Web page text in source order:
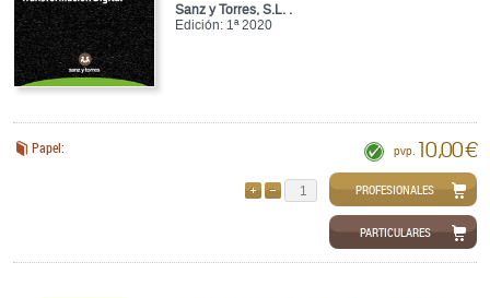
Sanz y Torres, S.L. .
Edición: 1ª 2020
Papel: pvp. 10,00 €
QUITARPROFESIONALES
PARTICULARES